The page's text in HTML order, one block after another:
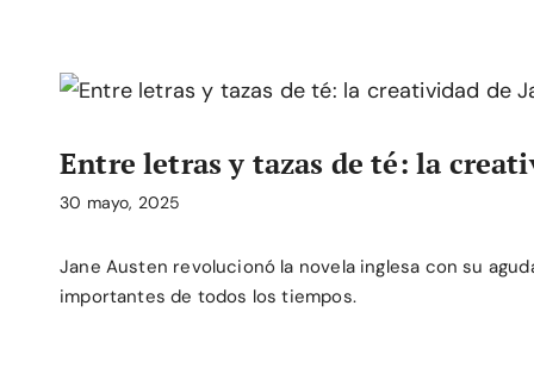
Entre letras y tazas de té: la
30 mayo, 2025
Jane Austen revolucionó la novela inglesa con su
importantes de todos los tiempos.